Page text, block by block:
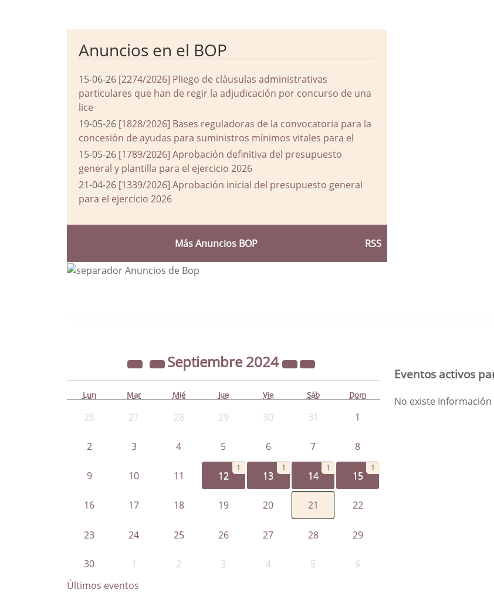
Anuncios en el BOP
15-06-26 [2274/2026] Pliego de cláusulas administrativas
particulares que han de regir la adjudicación por concurso de una
lice
19-05-26 [1828/2026] Bases reguladoras de la convocatoria para la
concesión de ayudas para suministros mínimos vitales para el
15-05-26 [1789/2026] Aprobación definitiva del presupuesto
general y plantilla para el ejercicio 2026
21-04-26 [1339/2026] Aprobación inicial del presupuesto general
para el ejercicio 2026
Más Anuncios BOP RSS
Septiembre2024
Lun Mar Mié Jue Vie Sáb Dom
26 27 28 29 30 31 1
2 3 4 5 6 7 8
9 10 11 12
1
13
1
14
1
15
1
16 17 18 19 20 21 22
23 24 25 26 27 28 29
30 1 2 3 4 5 6
Eventos activos
No existe Información
Últimos eventos